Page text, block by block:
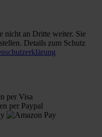
nicht an Dritte weiter. Sie
Details zum Schutz